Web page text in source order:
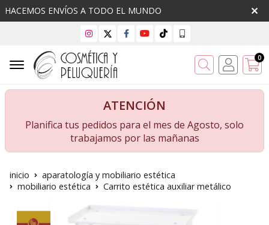
HACEMOS ENVÍOS A TODO EL MUNDO
Buscar 0
ATENCIÓN
Planifica tus pedidos para el mes de Agosto, solo
trabajamos por las mañanas
inicio
aparatología y mobiliario estética
mobiliario estética
Carrito estética auxiliar metálico